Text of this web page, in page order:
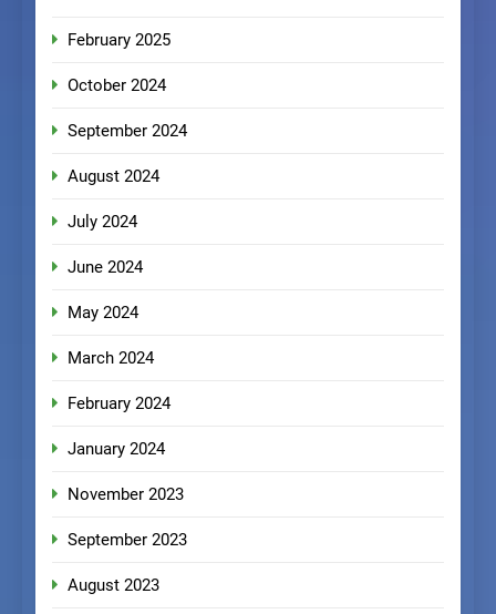
February 2025
October 2024
September 2024
August 2024
July 2024
June 2024
May 2024
March 2024
February 2024
January 2024
November 2023
September 2023
August 2023